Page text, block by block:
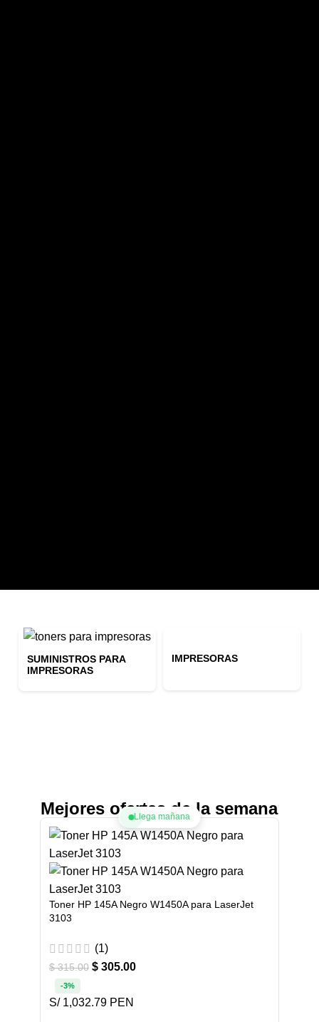
SUMINISTROS PARA
IMPRESORAS
IMPRESORAS
Mejores ofertas de la semana
Toner HP 145A Negro W1450A para LaserJet
3103
(1)
$315.00 $ 305.00
-3%
S/ 1,032.79 PEN
Llega mañana